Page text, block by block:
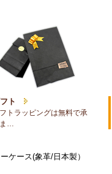
フト
トラッピングは無料で承
…
ケース(象革/日本製）